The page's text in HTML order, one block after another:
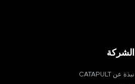
الشركة
نبذة عن CATAPULT